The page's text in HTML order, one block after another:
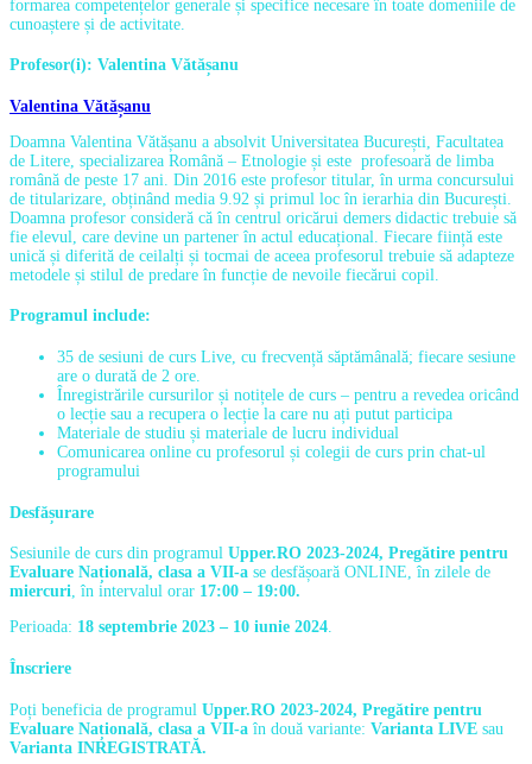
formarea competențelor generale și specifice necesare în toate domeniile de
cunoaștere și de activitate.
Profesor(i): Valentina Vătășanu
Valentina Vătășanu
Doamna Valentina Vătășanu a absolvit Universitatea București, Facultatea
de Litere, specializarea Română – Etnologie și este profesoară de limba
română de peste 17 ani. Din 2016 este profesor titular, în urma concursului
de titularizare, obținând media 9.92 și primul loc în ierarhia din București.
Doamna profesor consideră că în centrul oricărui demers didactic trebuie să
fie elevul, care devine un partener în actul educațional. Fiecare ființă este
unică și diferită de ceilalți și tocmai de aceea profesorul trebuie să adapteze
metodele și stilul de predare în funcție de nevoile fiecărui copil.
Programul include:
35 de sesiuni de curs Live, cu frecvență săptămânală; fiecare sesiune
are o durată de 2 ore.
Înregistrările cursurilor și notițele de curs – pentru a revedea oricând
o lecție sau a recupera o lecție la care nu ați putut participa
Materiale de studiu și materiale de lucru individual
Comunicarea online cu profesorul și colegii de curs prin chat-ul
programului
Desfășurare
Sesiunile de curs din programul Upper.RO 2023-2024, Pregătire pentru
Evaluare Națională, clasa a VII-a se desfășoară ONLINE, în zilele de
miercuri, în intervalul orar 17:00 – 19:00.
Perioada: 18 septembrie 2023 – 10 iunie 2024.
Înscriere
Poți beneficia de programul Upper.RO 2023-2024, Pregătire pentru
Evaluare Națională, clasa a VII-a în două variante: Varianta LIVE sau
Varianta INREGISTRATĂ.